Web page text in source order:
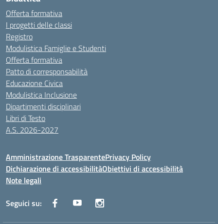
Offerta formativa
I progetti delle classi
Registro
Modulistica Famiglie e Studenti
Offerta formativa
Patto di corresponsabilità
Educazione Civica
Modulistica Inclusione
Dipartimenti disciplinari
Libri di Testo
A.S. 2026-2027
Amministrazione TrasparentePrivacy Policy
Dichiarazione di accessibilitàObiettivi di accessibilità
Note legali
Seguici su: